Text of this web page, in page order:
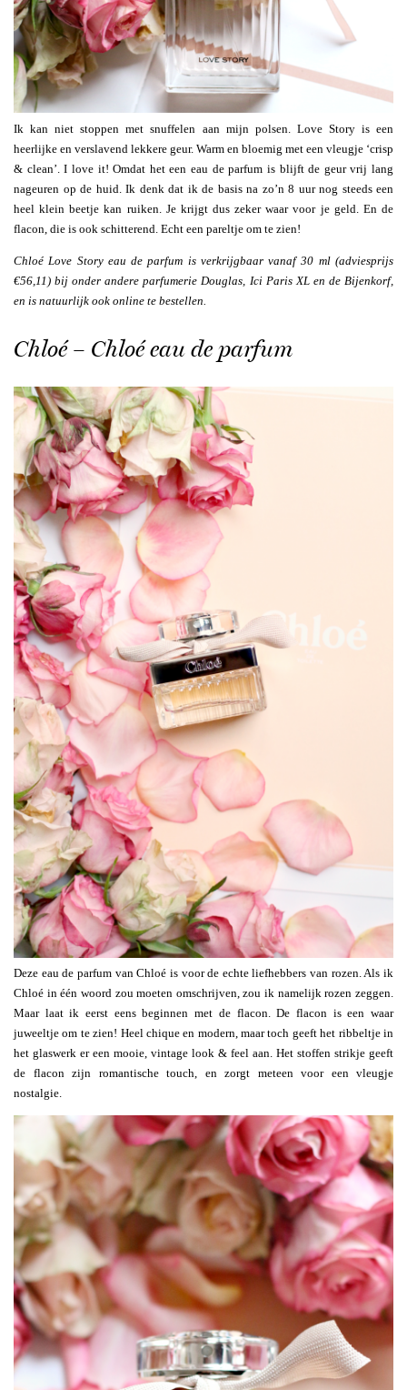
Ik kan niet stoppen met snuffelen aan mijn polsen. Love Story is een
heerlijke en verslavend lekkere geur. Warm en bloemig met een vleugje ‘crisp
& clean’. I love it! Omdat het een eau de parfum is blijft de geur vrij lang
nageuren op de huid. Ik denk dat ik de basis na zo’n 8 uur nog steeds een
heel klein beetje kan ruiken. Je krijgt dus zeker waar voor je geld. En de
flacon, die is ook schitterend. Echt een pareltje om te zien!
Chloé Love Story eau de parfum is verkrijgbaar vanaf 30 ml (adviesprijs
€56,11) bij onder andere parfumerie Douglas, Ici Paris XL en de Bijenkorf,
en is natuurlijk ook online te bestellen.
Chloé – Chloé eau de parfum
Deze eau de parfum van Chloé is voor de echte liefhebbers van rozen. Als ik
Chloé in één woord zou moeten omschrijven, zou ik namelijk rozen zeggen.
Maar laat ik eerst eens beginnen met de flacon. De flacon is een waar
juweeltje om te zien! Heel chique en modern, maar toch geeft het ribbeltje in
het glaswerk er een mooie, vintage look & feel aan. Het stoffen strikje geeft
de flacon zijn romantische touch, en zorgt meteen voor een vleugje
nostalgie.